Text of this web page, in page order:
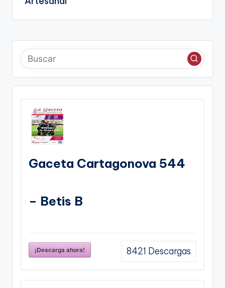
Gaceta Cartagonova 544
– Betis B
¡Descarga ahora! 8421 Descargas